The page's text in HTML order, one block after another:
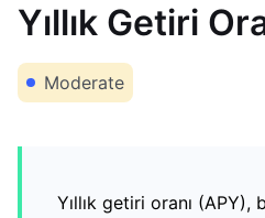
Yıllık Getiri
Moderate
Yıllık getiri oranı (APY),